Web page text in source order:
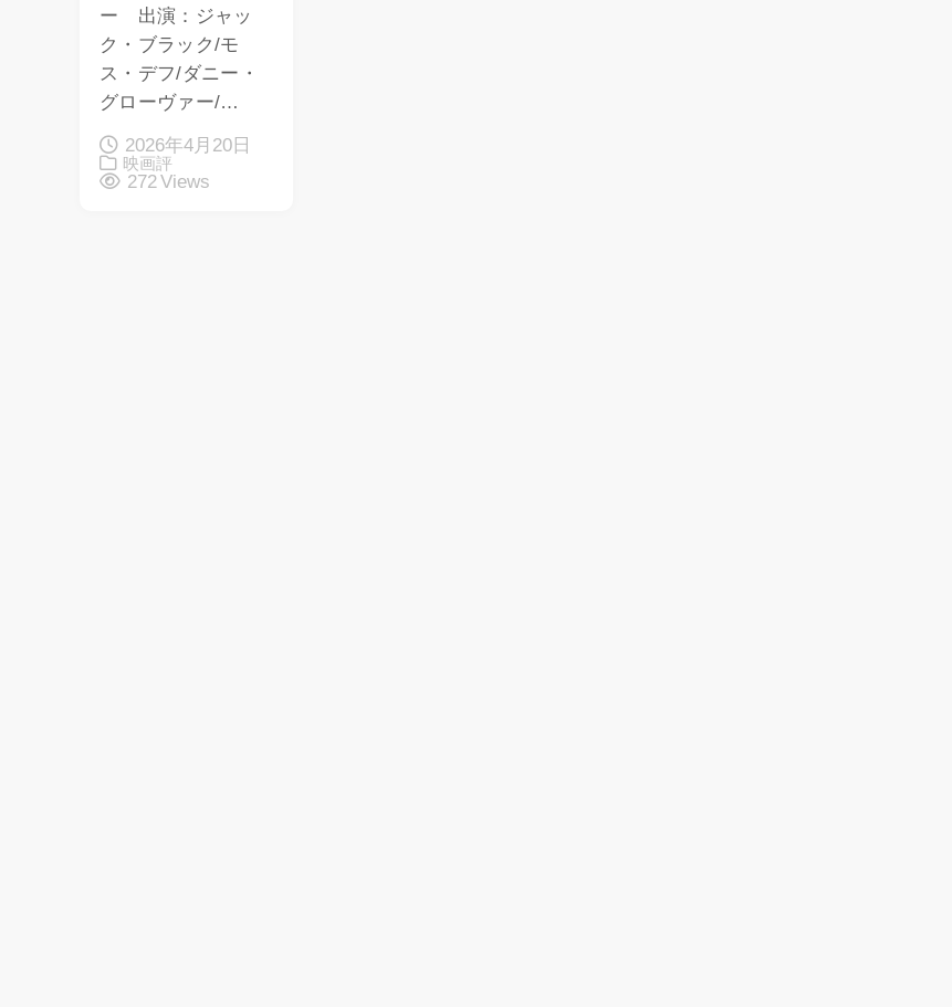
ー 出演：ジャッ
ク・ブラック/モ
ス・デフ/ダニー・
グローヴァー/…
2026年4月20日
映画評
272 Views